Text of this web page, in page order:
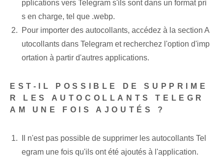
pplications vers Telegram s'ils sont dans un format pri
s en charge, tel que .webp.
Pour importer des autocollants, accédez à la section A
utocollants dans Telegram et recherchez l'option d'imp
ortation à partir d'autres applications.
EST-IL POSSIBLE DE SUPPRIME
R LES AUTOCOLLANTS TELEGR
AM UNE FOIS AJOUTÉS ?
Il n'est pas possible de supprimer les autocollants Tel
egram une fois qu'ils ont été ajoutés à l'application.